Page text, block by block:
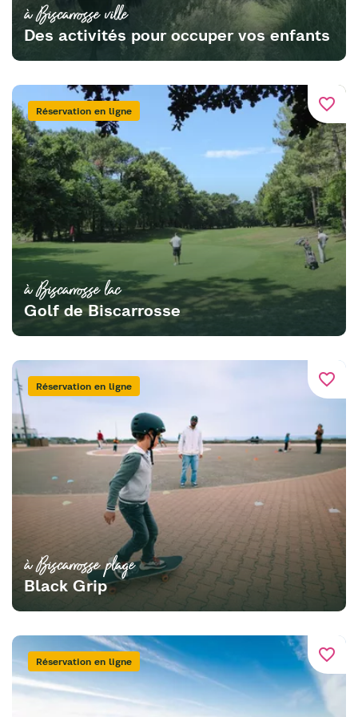
à Biscarrosse ville
Des activités pour occuper vos enfants
favorite_border
Réservation en ligne
à Biscarrosse lac
Golf de Biscarrosse
favorite_border
Réservation en ligne
à Biscarrosse plage
Black Grip
favorite_border
Réservation en ligne